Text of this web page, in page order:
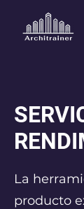
La
producto